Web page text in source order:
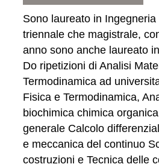
Sono laureato in
triennale che magistrale,
anno sono anche laureato
Do ripetizioni di Analisi
Termodinamica ad
Fisica e Termodinamica,
biochimica chimica
generale Calcolo
e meccanica del continuo
costruzioni e Tecnica delle